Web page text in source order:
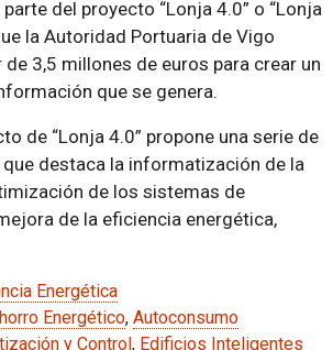
del proyecto “Lonja 4.0” o “Lonja
la Autoridad Portuaria de Vigo
3,5 millones de euros para crear un
que se genera.
de “Lonja 4.0” propone una serie de
destaca la informatización de la
de los sistemas de
de la eficiencia energética,
Energética
Energético, Autoconsumo
y Control, Edificios Inteligentes